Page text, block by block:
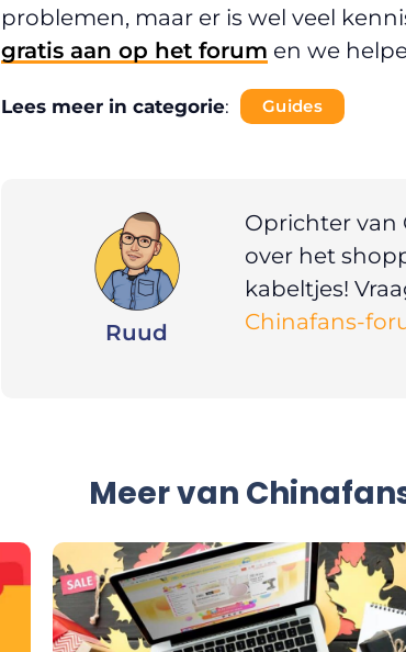
problemen, maar er is wel veel
gratis aan op het forum en we
Lees meer in categorie: Guides
Ruud
Oprichter van
over het
kabeltjes!
Chinafans-
Meer van